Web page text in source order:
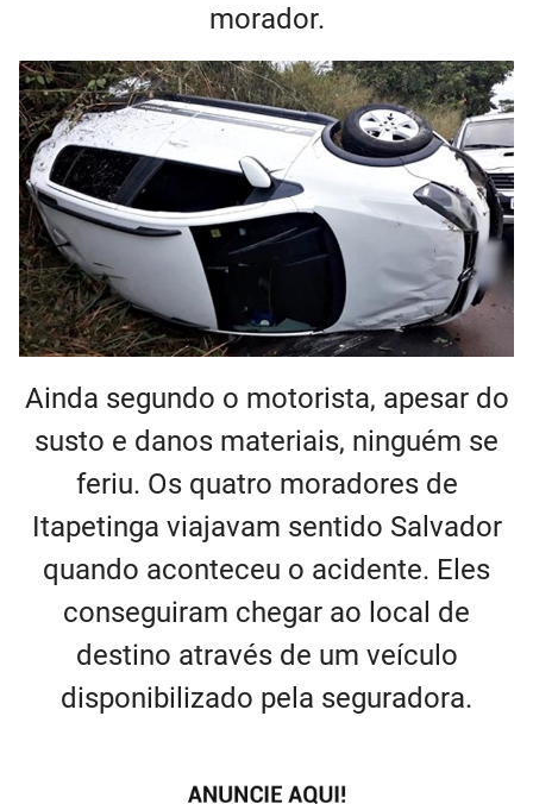
morador.
Ainda segundo o motorista, apesar do
susto e danos materiais, ninguém se
feriu. Os quatro moradores de
Itapetinga viajavam sentido Salvador
quando aconteceu o acidente. Eles
conseguiram chegar ao local de
destino através de um veículo
disponibilizado pela seguradora.